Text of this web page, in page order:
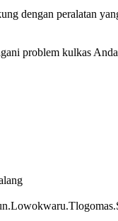
dengan peralatan
problem kulkas